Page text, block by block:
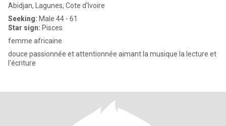
Abidjan, Lagunes, Cote d'Ivoire
Seeking: Male 44 - 61
Star sign: Pisces
femme africaine
douce passionnée et attentionnée aimant la musique la lecture et
l'écriture